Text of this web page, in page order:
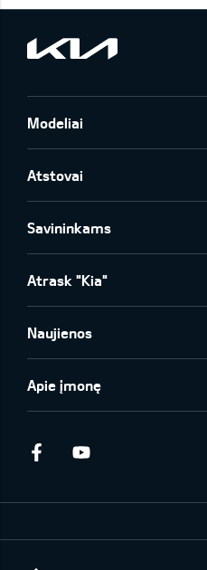
Modeliai
Atstovai
Savininkams
Atrask "Kia"
Naujienos
Apie įmonę
Facebook